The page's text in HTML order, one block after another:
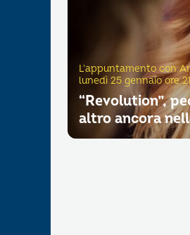
L'appuntamento con
lunedì 25 gennaio ore
“Revolution”,
altro ancora